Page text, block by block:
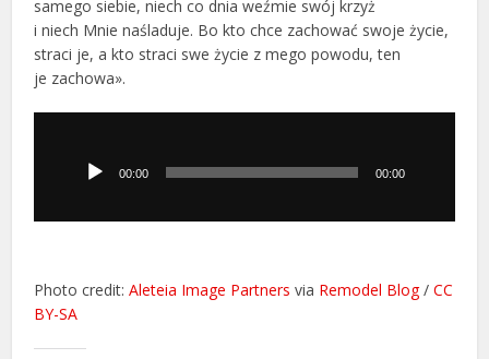
samego siebie, niech co dnia weźmie swój krzyż
i niech Mnie naśladuje. Bo kto chce zachować swoje życie,
straci je, a kto straci swe życie z mego powodu, ten
je zachowa».
dźwiękowych00:00 00:00
Photo credit:Aleteia Image Partners via Remodel Blog/CC
BY-SA